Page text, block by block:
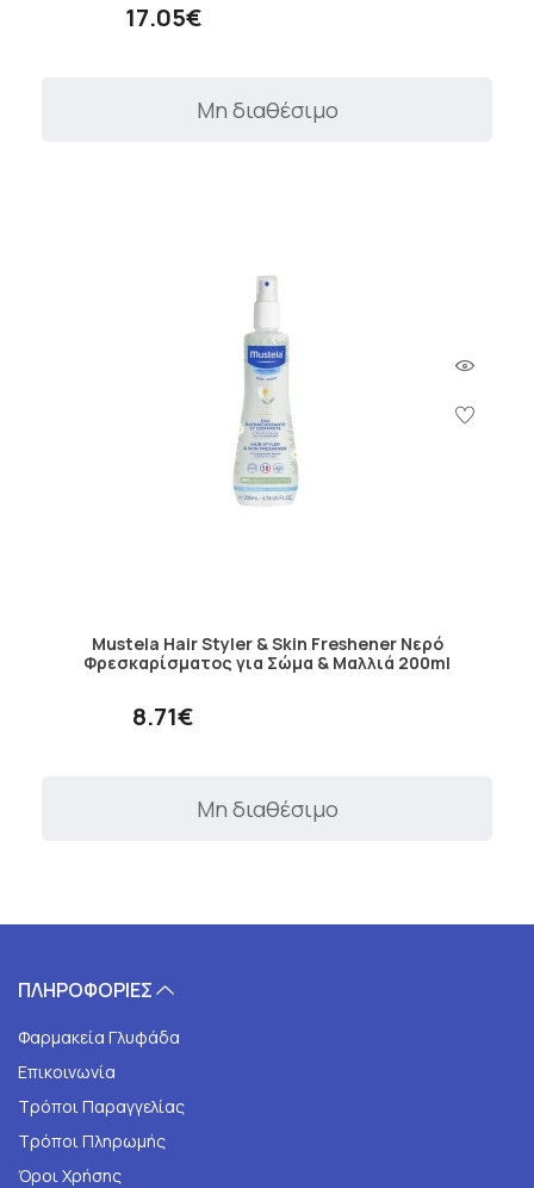
17.05€
Μη διαθέσιμο
Mustela Hair Styler & Skin Freshener Νερό
Φρεσκαρίσματος για Σώμα & Μαλλιά 200ml
8.71€
Μη διαθέσιμο
ΠΛΗΡΟΦΟΡΙΕΣ
Φαρμακεία Γλυφάδα
Επικοινωνία
Τρόποι Παραγγελίας
Τρόποι Πληρωμής
Όροι Χρήσης